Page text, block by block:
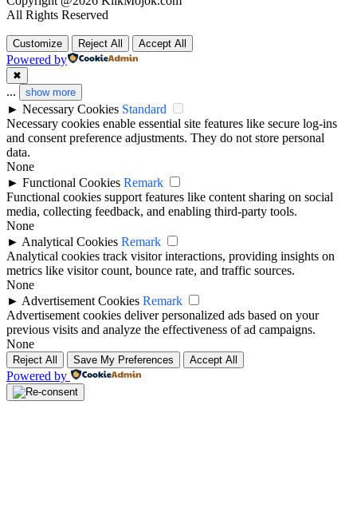
All Rights Reserved
Customize Reject All Accept All
Powered by
✖
... show more
► Necessary Cookies Standard
Necessary cookies enable essential site features like secure log-ins
and consent preference adjustments. They do not store personal
data.
None
► Functional Cookies Remark
Functional cookies support features like content sharing on social
media, collecting feedback, and enabling third-party tools.
None
► Analytical Cookies Remark
Analytical cookies track visitor interactions, providing insights on
metrics like visitor count, bounce rate, and traffic sources.
None
► Advertisement Cookies Remark
Advertisement cookies deliver personalized ads based on your
previous visits and analyze the effectiveness of ad campaigns.
None
Reject All Save My Preferences Accept All
Powered by